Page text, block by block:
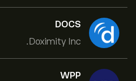
DOCS
Doximity Inc.
WPP